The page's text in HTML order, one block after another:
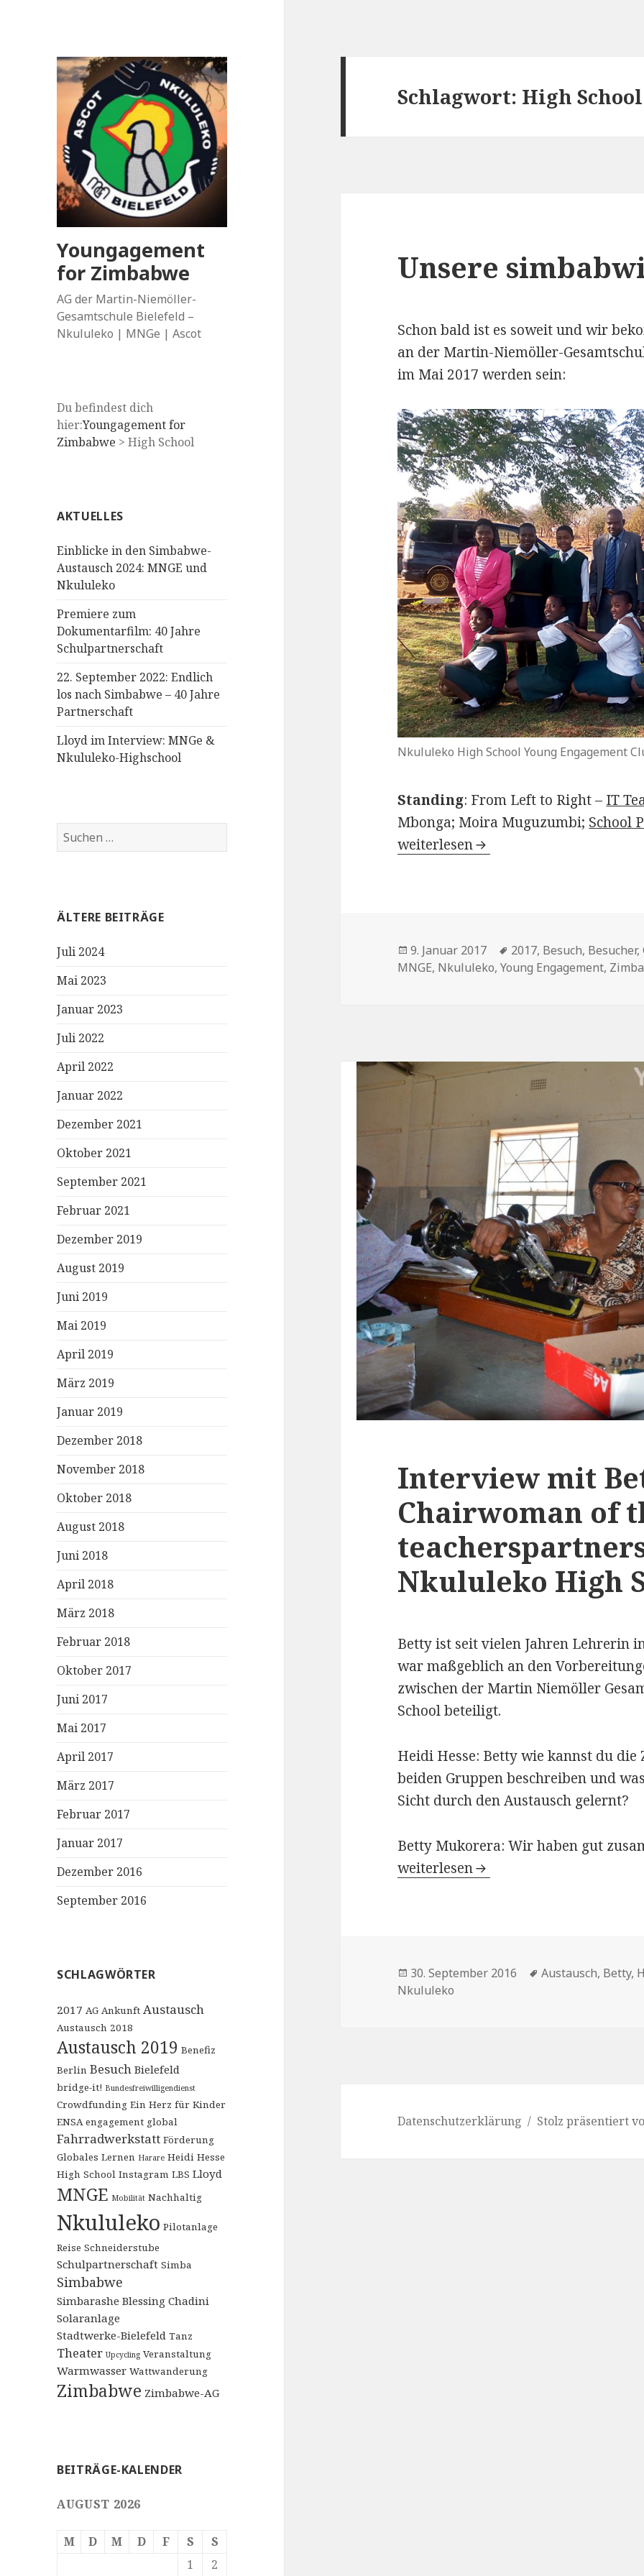
Youngagement
for Zimbabwe
AG der Martin-Niemöller-
Gesamtschule Bielefeld –
Nkululeko | MNGe | Ascot
Du befindest dich
hier:Youngagement for
Zimbabwe >High School
AKTUELLES
Einblicke in den Simbabwe-
Austausch 2024: MNGE und
Nkululeko
Premiere zum
Dokumentarfilm: 40 Jahre
Schulpartnerschaft
22. September 2022: Endlich
los nach Simbabwe – 40 Jahre
Partnerschaft
Lloyd im Interview: MNGe &
Nkululeko-Highschool
Suchen
nach:
ÄLTERE BEITRÄGE
Juli 2024
Mai 2023
Januar 2023
Juli 2022
April 2022
Januar 2022
Dezember 2021
Oktober 2021
September 2021
Februar 2021
Dezember 2019
August 2019
Juni 2019
Mai 2019
April 2019
März 2019
Januar 2019
Dezember 2018
November 2018
Oktober 2018
August 2018
Juni 2018
April 2018
März 2018
Februar 2018
Oktober 2017
Juni 2017
Mai 2017
April 2017
März 2017
Februar 2017
Januar 2017
Dezember 2016
September 2016
SCHLAGWÖRTER
2017 AG Ankunft Austausch
Austausch 2018
Austausch 2019 Benefiz
Berlin Besuch Bielefeld
bridge-it! Bundesfreiwilligendienst
Crowdfunding Ein Herz für Kinder
ENSA engagement global
Fahrradwerkstatt Förderung
Globales Lernen Harare Heidi Hesse
High School Instagram LBS Lloyd
MNGE Mobilität Nachhaltig
Nkululeko Pilotanlage
Reise Schneiderstube
Schulpartnerschaft Simba
Simbabwe
Simbarashe Blessing Chadini
Solaranlage
Stadtwerke-Bielefeld Tanz
Theater Upcycling Veranstaltung
Warmwasser Wattwanderung
Zimbabwe Zimbabwe-AG
BEITRÄGE-KALENDER
AUGUST 2026
M D M D F S
S
1
2
Schlagwort: High School
Unsere
Schon bald ist es soweit und wir
an der Martin-Niemöller-
im Mai 2017 werden sein:
Nkululeko High School Young Engagement
Standing: From Left to Right – IT
Mbonga; Moira Muguzumbi; School
Unsere simbabwischen Gäste…
weiterlesen
Veröffentlicht
am
9. Januar 2017 Schlagwörter
2017, Besuch, Besucher,
MNGE, Nkululeko,Young Engagement,
Interview mit
Chairwoman of
Nkululeko High
Betty ist seit vielen Jahren Lehrerin
war maßgeblich an den
zwischen der Martin Niemöller
School beteiligt.
Heidi Hesse: Betty wie kannst du
beiden Gruppen beschreiben und
Sicht durch den Austausch gelernt?
Betty Mukorera: Wir haben gut
Interview mit Betty Mukorera,
weiterlesen
Veröffentlicht
am
30. September 2016 Schlagwörter
Austausch, Betty,
Nkululeko
Datenschutzerklärung Stolz präsentiert